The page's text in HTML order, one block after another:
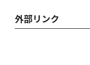
外部リンク